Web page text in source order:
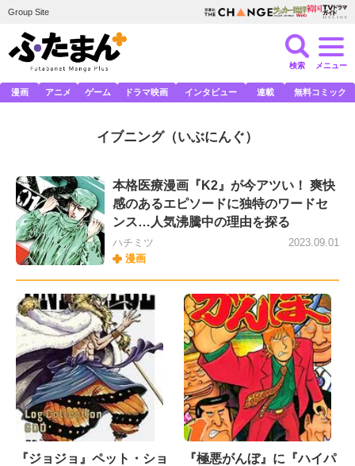
Group Site
検索 メニュー
漫画 アニメ ゲーム ドラマ映画 インタビュー 連載 無料コミック
イブニング（いぶにんぐ）
本格医療漫画『K2』が今アツい！ 爽快
感のあるエピソードに独特のワードセ
ンス…人気沸騰中の理由を探る
ハチミツ
漫画
2023.09.01
『ジョジョ』ペット・ショ
『極悪がんぼ』に『ハイパ